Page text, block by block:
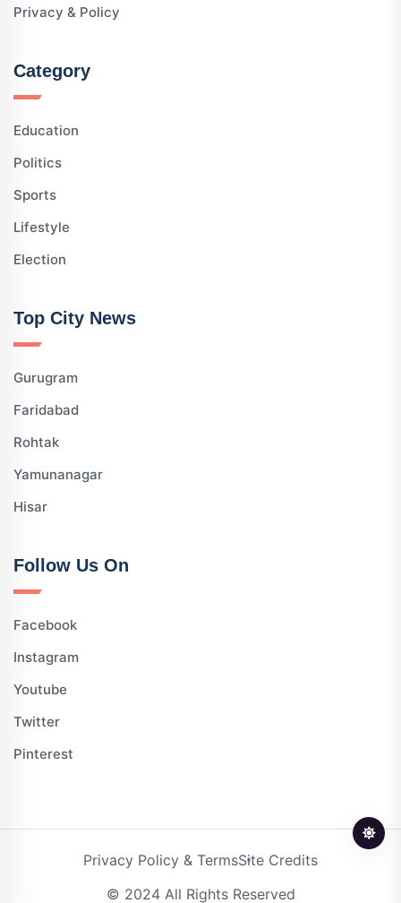
Privacy & Policy
Category
Education
Politics
Sports
Lifestyle
Election
Top City News
Gurugram
Faridabad
Rohtak
Yamunanagar
Hisar
Follow Us On
Facebook
Instagram
Youtube
Twitter
Pinterest
Privacy Policy & TermsSite Credits
© 2024 All Rights Reserved